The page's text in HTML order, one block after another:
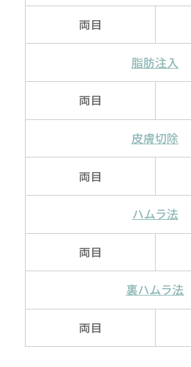
両目
脂肪注入
両目
皮膚切除
両目
ハムラ法
両目
裏ハムラ法
両目